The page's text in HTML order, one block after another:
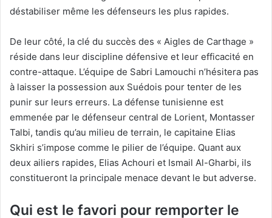
déstabiliser même les défenseurs les plus rapides.
De leur côté, la clé du succès des « Aigles de Carthage »
réside dans leur discipline défensive et leur efficacité en
contre-attaque. L’équipe de Sabri Lamouchi n’hésitera pas
à laisser la possession aux Suédois pour tenter de les
punir sur leurs erreurs. La défense tunisienne est
emmenée par le défenseur central de Lorient, Montasser
Talbi, tandis qu’au milieu de terrain, le capitaine Elias
Skhiri s’impose comme le pilier de l’équipe. Quant aux
deux ailiers rapides, Elias Achouri et Ismail Al-Gharbi, ils
constitueront la principale menace devant le but adverse.
Qui est le favori pour remporter le